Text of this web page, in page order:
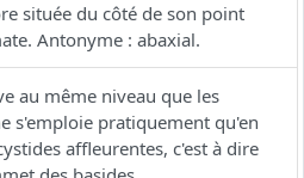
située du côté de son point
Antonyme : abaxial.
au même niveau que les
s'emploie pratiquement qu'en
affleurentes, c'est à dire